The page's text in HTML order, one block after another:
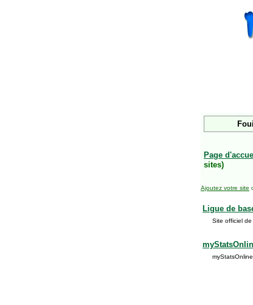
Page
sites)
Ajoutez votre site
Ligue de
Site officiel de